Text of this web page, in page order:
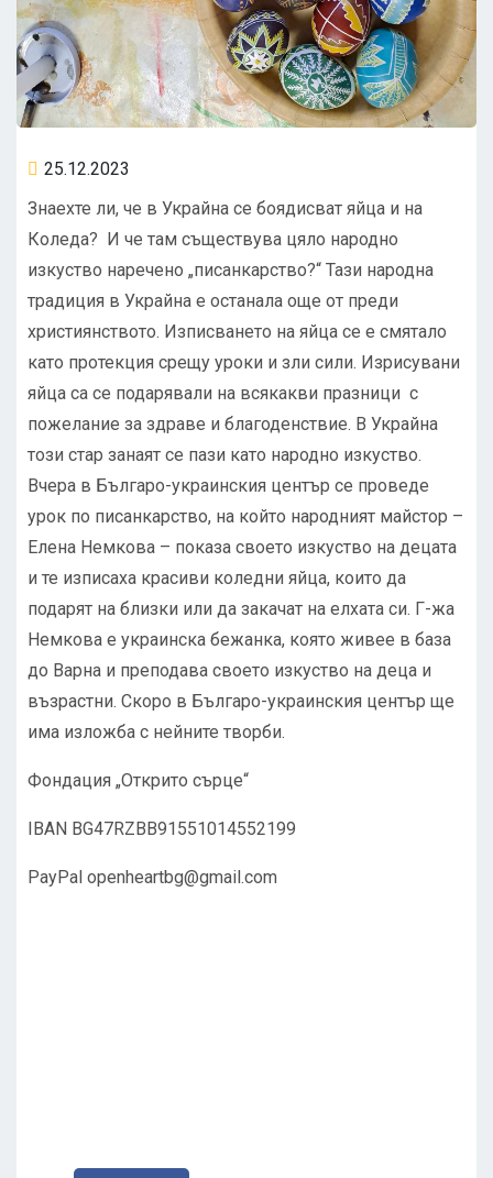
25.12.2023
Знаехте ли, че в Украйна се боядисват яйца и на
Коледа? И че там съществува цяло народно
изкуство наречено „писанкарство?“ Тази народна
традиция в Украйна е останала още от преди
християнството. Изписването на яйца се е смятало
като протекция срещу уроки и зли сили. Изрисувани
яйца са се подарявали на всякакви празници с
пожелание за здраве и благоденствие. В Украйна
този стар занаят се пази като народно изкуство.
Вчера в Българо-украинския център се проведе
урок по писанкарство, на който народният майстор –
Елена Немкова – показа своето изкуство на децата
и те изписаха красиви коледни яйца, които да
подарят на близки или да закачат на елхата си. Г-жа
Немкова е украинска бежанка, която живее в база
до Варна и преподава своето изкуство на деца и
възрастни. Скоро в Българо-украинския център ще
има изложба с нейните творби.
Фондация „Открито сърце“
IBAN BG47RZBB91551014552199
PayPal openheartbg@gmail.com